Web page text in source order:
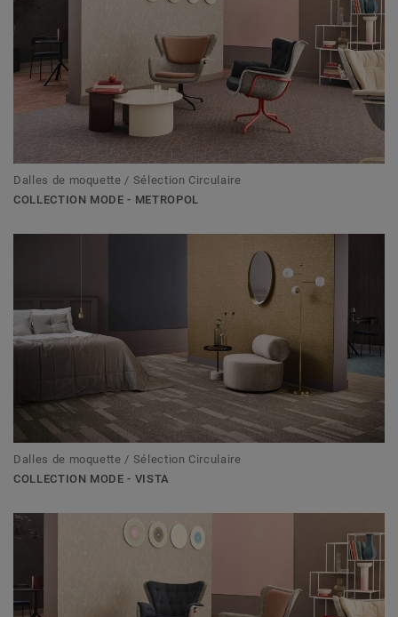
Dalles de moquette / Sélection Circulaire
COLLECTION MODE - METROPOL
Dalles de moquette / Sélection Circulaire
COLLECTION MODE - VISTA